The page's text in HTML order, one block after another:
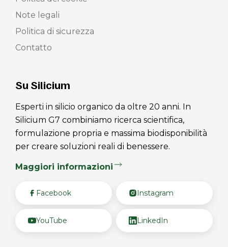
Note legali
Politica di sicurezza
Contatto
Su Silicium
Esperti in silicio organico da oltre 20 anni. In
Silicium G7 combiniamo ricerca scientifica,
formulazione propria e massima biodisponibilità
per creare soluzioni reali di benessere.
Maggiori informazioni
Facebook Instagram
YouTube LinkedIn